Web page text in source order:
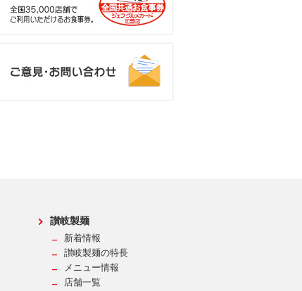
讃岐製麺
新着情報
讃岐製麺の特長
メニュー情報
店舗一覧